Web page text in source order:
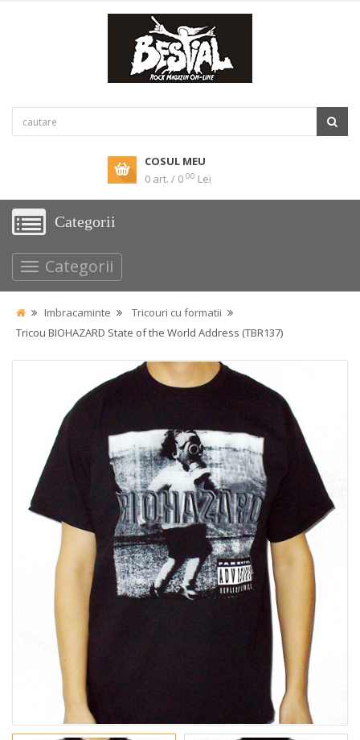
COSUL MEU
0 art. / 0 00 Lei
Categorii
Categorii
Imbracaminte
Tricouri cu formatii
Tricou BIOHAZARD State of the World Address (TBR137)